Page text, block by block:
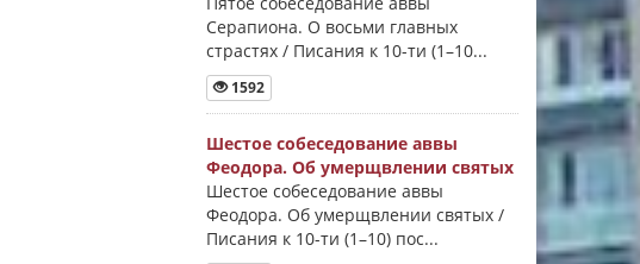
Серапиона. О восьми главных
страстях / Писания к 10-ти (1–10...
1592
Шестое собеседование аввы
Феодора. Об умерщвлении святых
Шестое собеседование аввы
Феодора. Об умерщвлении святых /
Писания к 10-ти (1–10) пос...